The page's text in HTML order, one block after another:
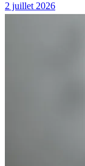
2 juillet 2026